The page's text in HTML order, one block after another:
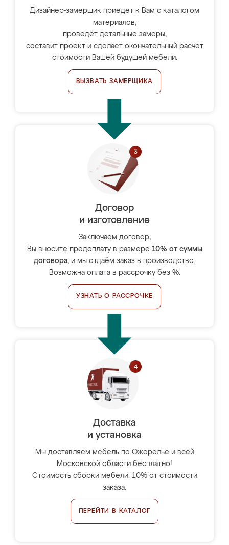
Дизайнер-замерщик приедет к Вам с каталогом
материалов,
проведёт детальные замеры,
составит проект и сделает окончательный расчёт
стоимости Вашей будущей мебели.
ВЫЗВАТЬ ЗАМЕРЩИКА
Договор
и изготовление
Заключаем договор,
Вы вносите предоплату в размере 10% от суммы
договора, и мы отдаём заказ в производство.
Возможна оплата в рассрочку без %.
УЗНАТЬ О РАССРОЧКЕ
Доставка
и установка
Мы доставляем мебель по Ожерелье и всей
Московской области бесплатно!
Стоимость сборки мебели: 10% от стоимости
заказа.
ПЕРЕЙТИ В КАТАЛОГ